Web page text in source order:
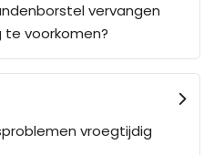
vervangen
voorkomen?
vroegtijdig